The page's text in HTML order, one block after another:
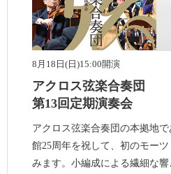
8月18日(日)15:00開演
アクロス弦楽合奏団
第13回定期演奏会
アクロス弦楽合奏団の本拠地
館25周年を祝して、初のモー
みます。小編成による繊細な